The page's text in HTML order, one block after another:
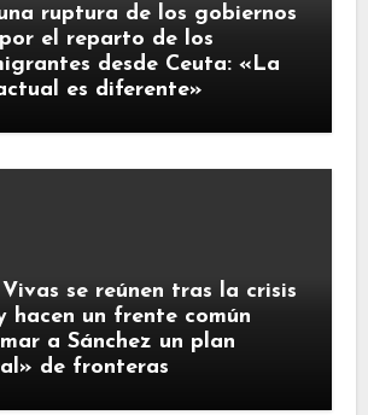
ruptura de los gobiernos
el reparto de los
desde Ceuta: «La
es diferente»
se reúnen tras la crisis
hacen un frente común
a Sánchez un plan
de fronteras